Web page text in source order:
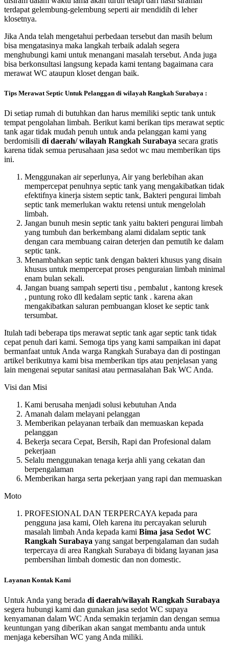
terdapat gelembung-gelembung seperti air mendidih di leher
klosetnya.
Jika Anda telah mengetahui perbedaan tersebut dan masih belum
bisa mengatasinya maka langkah terbaik adalah segera
menghubungi kami untuk menangani masalah tersebut. Anda juga
bisa berkonsultasi langsung kepada kami tentang bagaimana cara
merawat WC ataupun kloset dengan baik.
Tips Merawat Septic Untuk Pelanggan di wilayah Rangkah Surabaya :
Di setiap rumah di butuhkan dan harus memiliki septic tank untuk
tempat pengolahan limbah. Berikut kami berikan tips merawat septic
tank agar tidak mudah penuh untuk anda pelanggan kami yang
berdomisili di daerah/ wilayah Rangkah Surabaya secara gratis
karena tidak semua perusahaan jasa sedot wc mau memberikan tips
ini.
Menggunakan air seperlunya, Air yang berlebihan akan
mempercepat penuhnya septic tank yang mengakibatkan tidak
efektifnya kinerja sistem septic tank, Bakteri pengurai limbah
septic tank memerlukan waktu retensi untuk mengelolah
limbah.
Jangan bunuh mesin septic tank yaitu bakteri pengurai limbah
yang tumbuh dan berkembang alami didalam septic tank
dengan cara membuang cairan deterjen dan pemutih ke dalam
septic tank.
Menambahkan septic tank dengan bakteri khusus yang disain
khusus untuk mempercepat proses penguraian limbah minimal
enam bulan sekali.
Jangan buang sampah seperti tisu , pembalut , kantong kresek
, puntung roko dll kedalam septic tank . karena akan
mengakibatkan saluran pembuangan kloset ke septic tank
tersumbat.
Itulah tadi beberapa tips merawat septic tank agar septic tank tidak
cepat penuh dari kami. Semoga tips yang kami sampaikan ini dapat
bermanfaat untuk Anda warga Rangkah Surabaya dan di postingan
artikel berikutnya kami bisa memberikan tips atau penjelasan yang
lain mengenai seputar sanitasi atau permasalahan Bak WC Anda.
Visi dan Misi
Kami berusaha menjadi solusi kebutuhan Anda
Amanah dalam melayani pelanggan
Memberikan pelayanan terbaik dan memuaskan kepada
pelanggan
Bekerja secara Cepat, Bersih, Rapi dan Profesional dalam
pekerjaan
Selalu menggunakan tenaga kerja ahli yang cekatan dan
berpengalaman
Memberikan harga serta pekerjaan yang rapi dan memuaskan
Moto
PROFESIONAL DAN TERPERCAYA kepada para
pengguna jasa kami, Oleh karena itu percayakan seluruh
masalah limbah Anda kepada kami Bima jasa Sedot WC
Rangkah Surabaya yang sangat berpengalaman dan sudah
terpercaya di area Rangkah Surabaya di bidang layanan jasa
pembersihan limbah domestic dan non domestic.
Layanan Kontak Kami
Untuk Anda yang berada di daerah/wilayah Rangkah Surabaya
segera hubungi kami dan gunakan jasa sedot WC supaya
kenyamanan dalam WC Anda semakin terjamin dan dengan semua
keuntungan yang diberikan akan sangat membantu anda untuk
menjaga kebersihan WC yang Anda miliki.